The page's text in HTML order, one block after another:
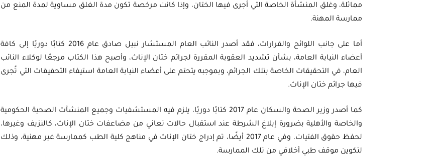
مماثلة، وغلق المنشأة الخاصة التي أجرى فيها الختان، وإذا كانت مرخصة تكون مدة الغلق مساوية لمدة المنع من
ممارسة المهنة.
أما على جانب اللوائح والقرارات، فقد أصدر النائب العام المستشار نبيل صادق عام 2016 كتابًا دوريًا إلى كافة
أعضاء النيابة العامة، بشأن تشديد العقوبة المقررة لجرائم ختان الإناث، وأصبح هذا الكتاب مرجعًا لوكلاء النائب
العام، في التحقيقات الخاصة بتلك الجرائم، وبموجبه يتحتم على أعضاء النيابة العامة استيفاء التحقيقات التي تُجرى
فيها جرائم ختان الإناث.
كما أصدر وزير الصحة والسكان عام 2017 كتابًا دوريًا، يلزم فيه المستشفيات وجميع المنشآت الصحية الحكومية
والخاصة والأهلية بضرورة إبلاغ الشرطة عند استقبال حالات تعاني من مضاعفات ختان الإناث، كالنزيف وغيرها،
لحفظ حقوق الفتيات. وفي عام 2017 أيضًا، تم إدراج ختان الإناث في مناهج كلية الطب كممارسة غير مهنية، وذلك
لتكوين موقف طبي أخلاقي من تلك الممارسة.